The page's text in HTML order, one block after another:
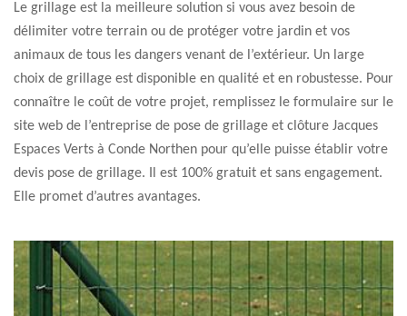
Le grillage est la meilleure solution si vous avez besoin de
délimiter votre terrain ou de protéger votre jardin et vos
animaux de tous les dangers venant de l’extérieur. Un large
choix de grillage est disponible en qualité et en robustesse. Pour
connaître le coût de votre projet, remplissez le formulaire sur le
site web de l’entreprise de pose de grillage et clôture Jacques
Espaces Verts à Conde Northen pour qu’elle puisse établir votre
devis pose de grillage. Il est 100% gratuit et sans engagement.
Elle promet d’autres avantages.